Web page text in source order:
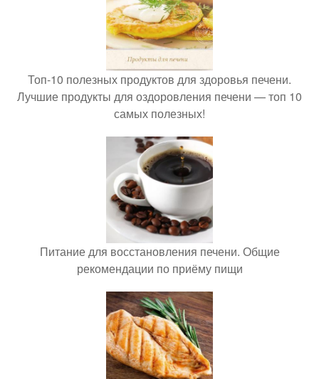
Топ-10 полезных продуктов для здоровья печени.
Лучшие продукты для оздоровления печени — топ 10
самых полезных!
Питание для восстановления печени. Общие
рекомендации по приёму пищи